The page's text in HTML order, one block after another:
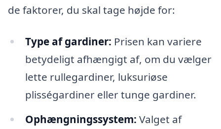
de faktorer, du skal tage højde for:
Type af gardiner: Prisen kan variere
betydeligt afhængigt af, om du vælger
lette rullegardiner, luksuriøse
plisségardiner eller tunge gardiner.
Ophængningssystem: Valget af